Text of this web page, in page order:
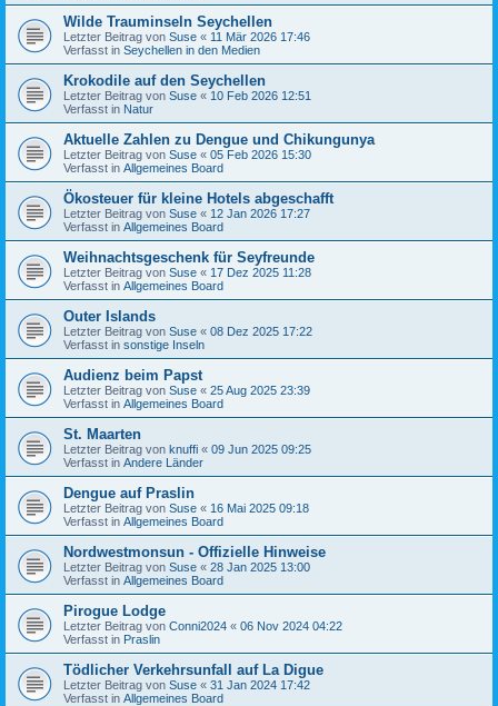
Wilde Trauminseln Seychellen
Letzter Beitrag von Suse « 11 Mär 2026 17:46
Verfasst in Seychellen in den Medien
Krokodile auf den Seychellen
Letzter Beitrag von Suse « 10 Feb 2026 12:51
Verfasst in Natur
Aktuelle Zahlen zu Dengue und Chikungunya
Letzter Beitrag von Suse « 05 Feb 2026 15:30
Verfasst in Allgemeines Board
Ökosteuer für kleine Hotels abgeschafft
Letzter Beitrag von Suse « 12 Jan 2026 17:27
Verfasst in Allgemeines Board
Weihnachtsgeschenk für Seyfreunde
Letzter Beitrag von Suse « 17 Dez 2025 11:28
Verfasst in Allgemeines Board
Outer Islands
Letzter Beitrag von Suse « 08 Dez 2025 17:22
Verfasst in sonstige Inseln
Audienz beim Papst
Letzter Beitrag von Suse « 25 Aug 2025 23:39
Verfasst in Allgemeines Board
St. Maarten
Letzter Beitrag von knuffi « 09 Jun 2025 09:25
Verfasst in Andere Länder
Dengue auf Praslin
Letzter Beitrag von Suse « 16 Mai 2025 09:18
Verfasst in Allgemeines Board
Nordwestmonsun - Offizielle Hinweise
Letzter Beitrag von Suse « 28 Jan 2025 13:00
Verfasst in Allgemeines Board
Pirogue Lodge
Letzter Beitrag von Conni2024 « 06 Nov 2024 04:22
Verfasst in Praslin
Tödlicher Verkehrsunfall auf La Digue
Letzter Beitrag von Suse « 31 Jan 2024 17:42
Verfasst in Allgemeines Board